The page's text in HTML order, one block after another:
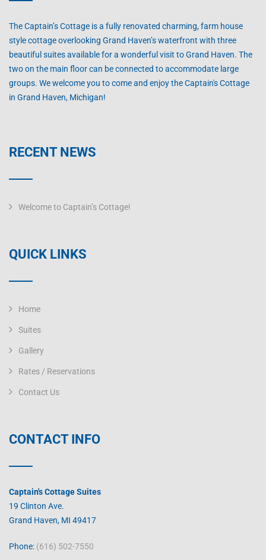
The Captain’s Cottage is a fully renovated charming, farm house
style cottage overlooking Grand Haven’s waterfront with three
beautiful suites available for a wonderful visit to Grand Haven. The
two on the main floor can be connected to accommodate large
groups. We welcome you to come and enjoy the Captain's Cottage
in Grand Haven, Michigan!
RECENT NEWS
Welcome to Captain’s Cottage!
QUICK LINKS
Home
Suites
Gallery
Rates / Reservations
Contact Us
CONTACT INFO
Captain's Cottage Suites
19 Clinton Ave.
Grand Haven, MI 49417
Phone: (616) 502-7550